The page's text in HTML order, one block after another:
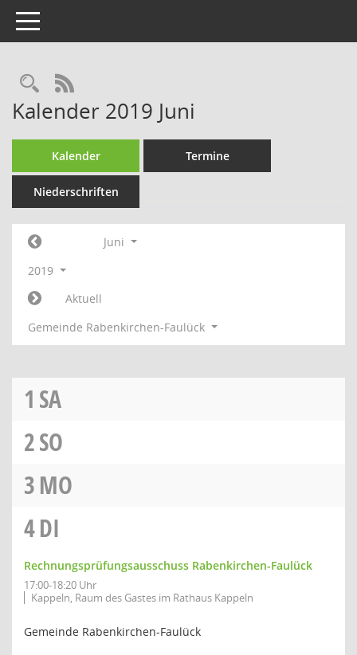
Toggle navigation
Rechercheauswahl
RSS-Feed
Kalender 2019 Juni
Kalender Termine
Niederschriften
Juni
2019
Aktuell
Gemeinde Rabenkirchen-Faulück
1 SA
2SO
3MO
4DI
Rechnungsprüfungsausschuss Rabenkirchen-Faulück
17:00-18:20 Uhr
Kappeln, Raum des Gastes im Rathaus Kappeln
Gemeinde Rabenkirchen-Faulück